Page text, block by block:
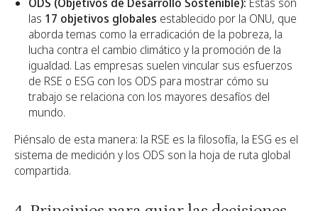
las 17 objetivos globales establecido por la ONU, que
aborda temas como la erradicación de la pobreza, la
lucha contra el cambio climático y la promoción de la
igualdad. Las empresas suelen vincular sus esfuerzos
de RSE o ESG con los ODS para mostrar cómo su
trabajo se relaciona con los mayores desafíos del
mundo.
Piénsalo de esta manera: la RSE es la filosofía, la ESG es el
sistema de medición y los ODS son la hoja de ruta global
compartida.